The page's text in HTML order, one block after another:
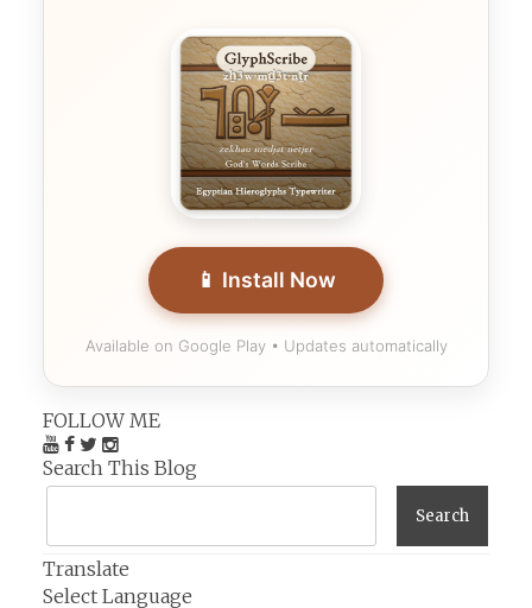
📱 Install Now
Available on Google Play • Updates automatically
FOLLOW ME
Search This Blog
Translate
Select Language